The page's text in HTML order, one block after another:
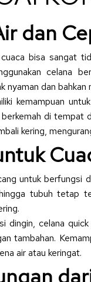
dan
bisa sangat
celana
nyaman dan
kemampuan
di tempat
kering,
untuk berfungsi
tubuh tetap
dingin, celana
tambahan.
air atau keringat.